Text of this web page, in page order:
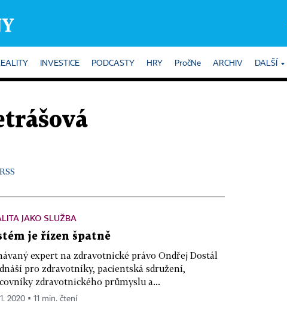
INVESTICE PODCASTY HRY PročNe ARCHIV DALŠÍ
RSS
JAKO SLUŽBA
je řízen špatně
expert na zdravotnické právo Ondřej Dostál
pro zdravotníky, pacientská sdružení,
zdravotnického průmyslu a...
2020 ▪ 11 min. čtení